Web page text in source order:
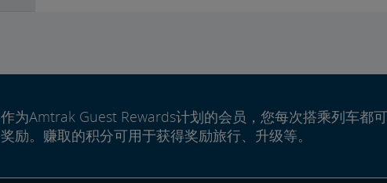
作为Amtrak Guest Rewards计划的会员，您每次搭乘列车都
奖励。赚取的积分可用于获得奖励旅行、升级等。